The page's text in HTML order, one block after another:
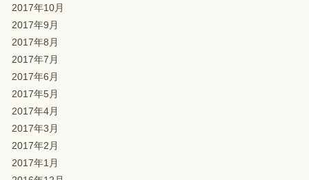
2017年10月
2017年9月
2017年8月
2017年7月
2017年6月
2017年5月
2017年4月
2017年3月
2017年2月
2017年1月